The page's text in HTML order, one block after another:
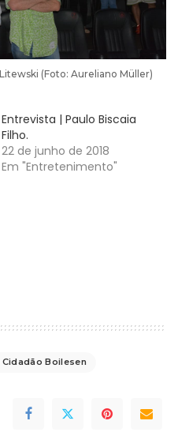
(Foto: Aureliano Müller)
Entrevista | Paulo Biscaia
Filho.
22 de junho de 2018
Em "Entretenimento"
Cidadão Boilesen